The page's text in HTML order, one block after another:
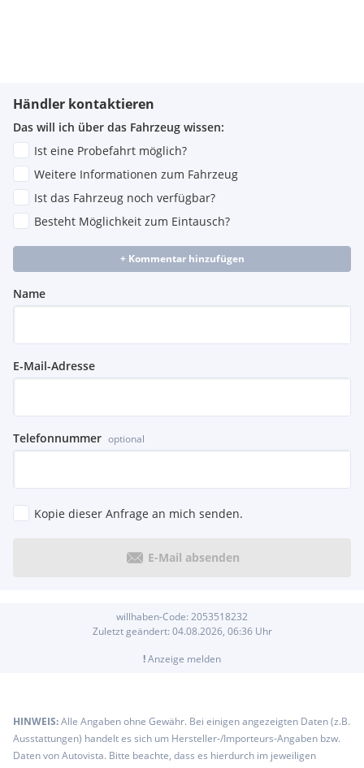
Händler kontaktieren
Das will ich über das Fahrzeug wissen:
Ist eine Probefahrt möglich?
Weitere Informationen zum Fahrzeug
Ist das Fahrzeug noch verfügbar?
Besteht Möglichkeit zum Eintausch?
+ Kommentar hinzufügen
Name
E-Mail-Adresse
Telefonnummer optional
Kopie dieser Anfrage an mich senden.
E-Mail absenden
willhaben-Code: 2053518232
Zuletzt geändert: 04.08.2026, 06:36Uhr
!Anzeige melden
HINWEIS:Alle Angaben ohne Gewähr. Bei einigen angezeigten Daten (z.B.
Ausstattungen) handelt es sich um Hersteller-/Importeurs-Angaben bzw.
Daten von Autovista. Bitte beachte, dass es hierdurch im jeweiligen